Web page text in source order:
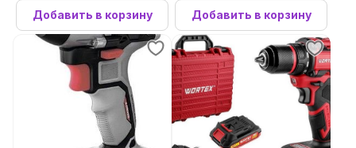
Добавить в корзину Добавить в корзину